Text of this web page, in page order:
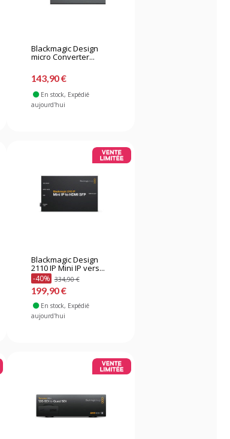
Blackmagic Design
micro Converter...
143,90 €
En stock, Expédié
aujourd'hui
Blackmagic Design
2110 IP Mini IP vers...
-40% 334,90 €
199,90 €
En stock, Expédié
aujourd'hui